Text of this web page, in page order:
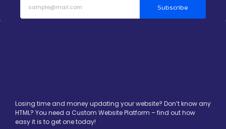
Subscribe
Losing time and money updating your website? Don’t know any
HTML? You need a Custom Website Platform – find out how
easy it is to get one today!